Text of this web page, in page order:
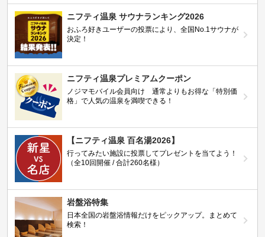
ニフティ温泉 サウナランキング2026
おふろ好きユーザーの投票により、全国No.1サウナが
決定！
ニフティ温泉プレミアムクーポン
ノジマモバイル会員向け 通常よりもお得な「特別価
格」で人気の温泉を満喫できる！
【ニフティ温泉 百名湯2026】
行ってみたい施設に投票してプレゼントを当てよう！
（全10回開催 / 合計260名様）
岩盤浴特集
日本全国の岩盤浴情報だけをピックアップ。まとめて
検索！